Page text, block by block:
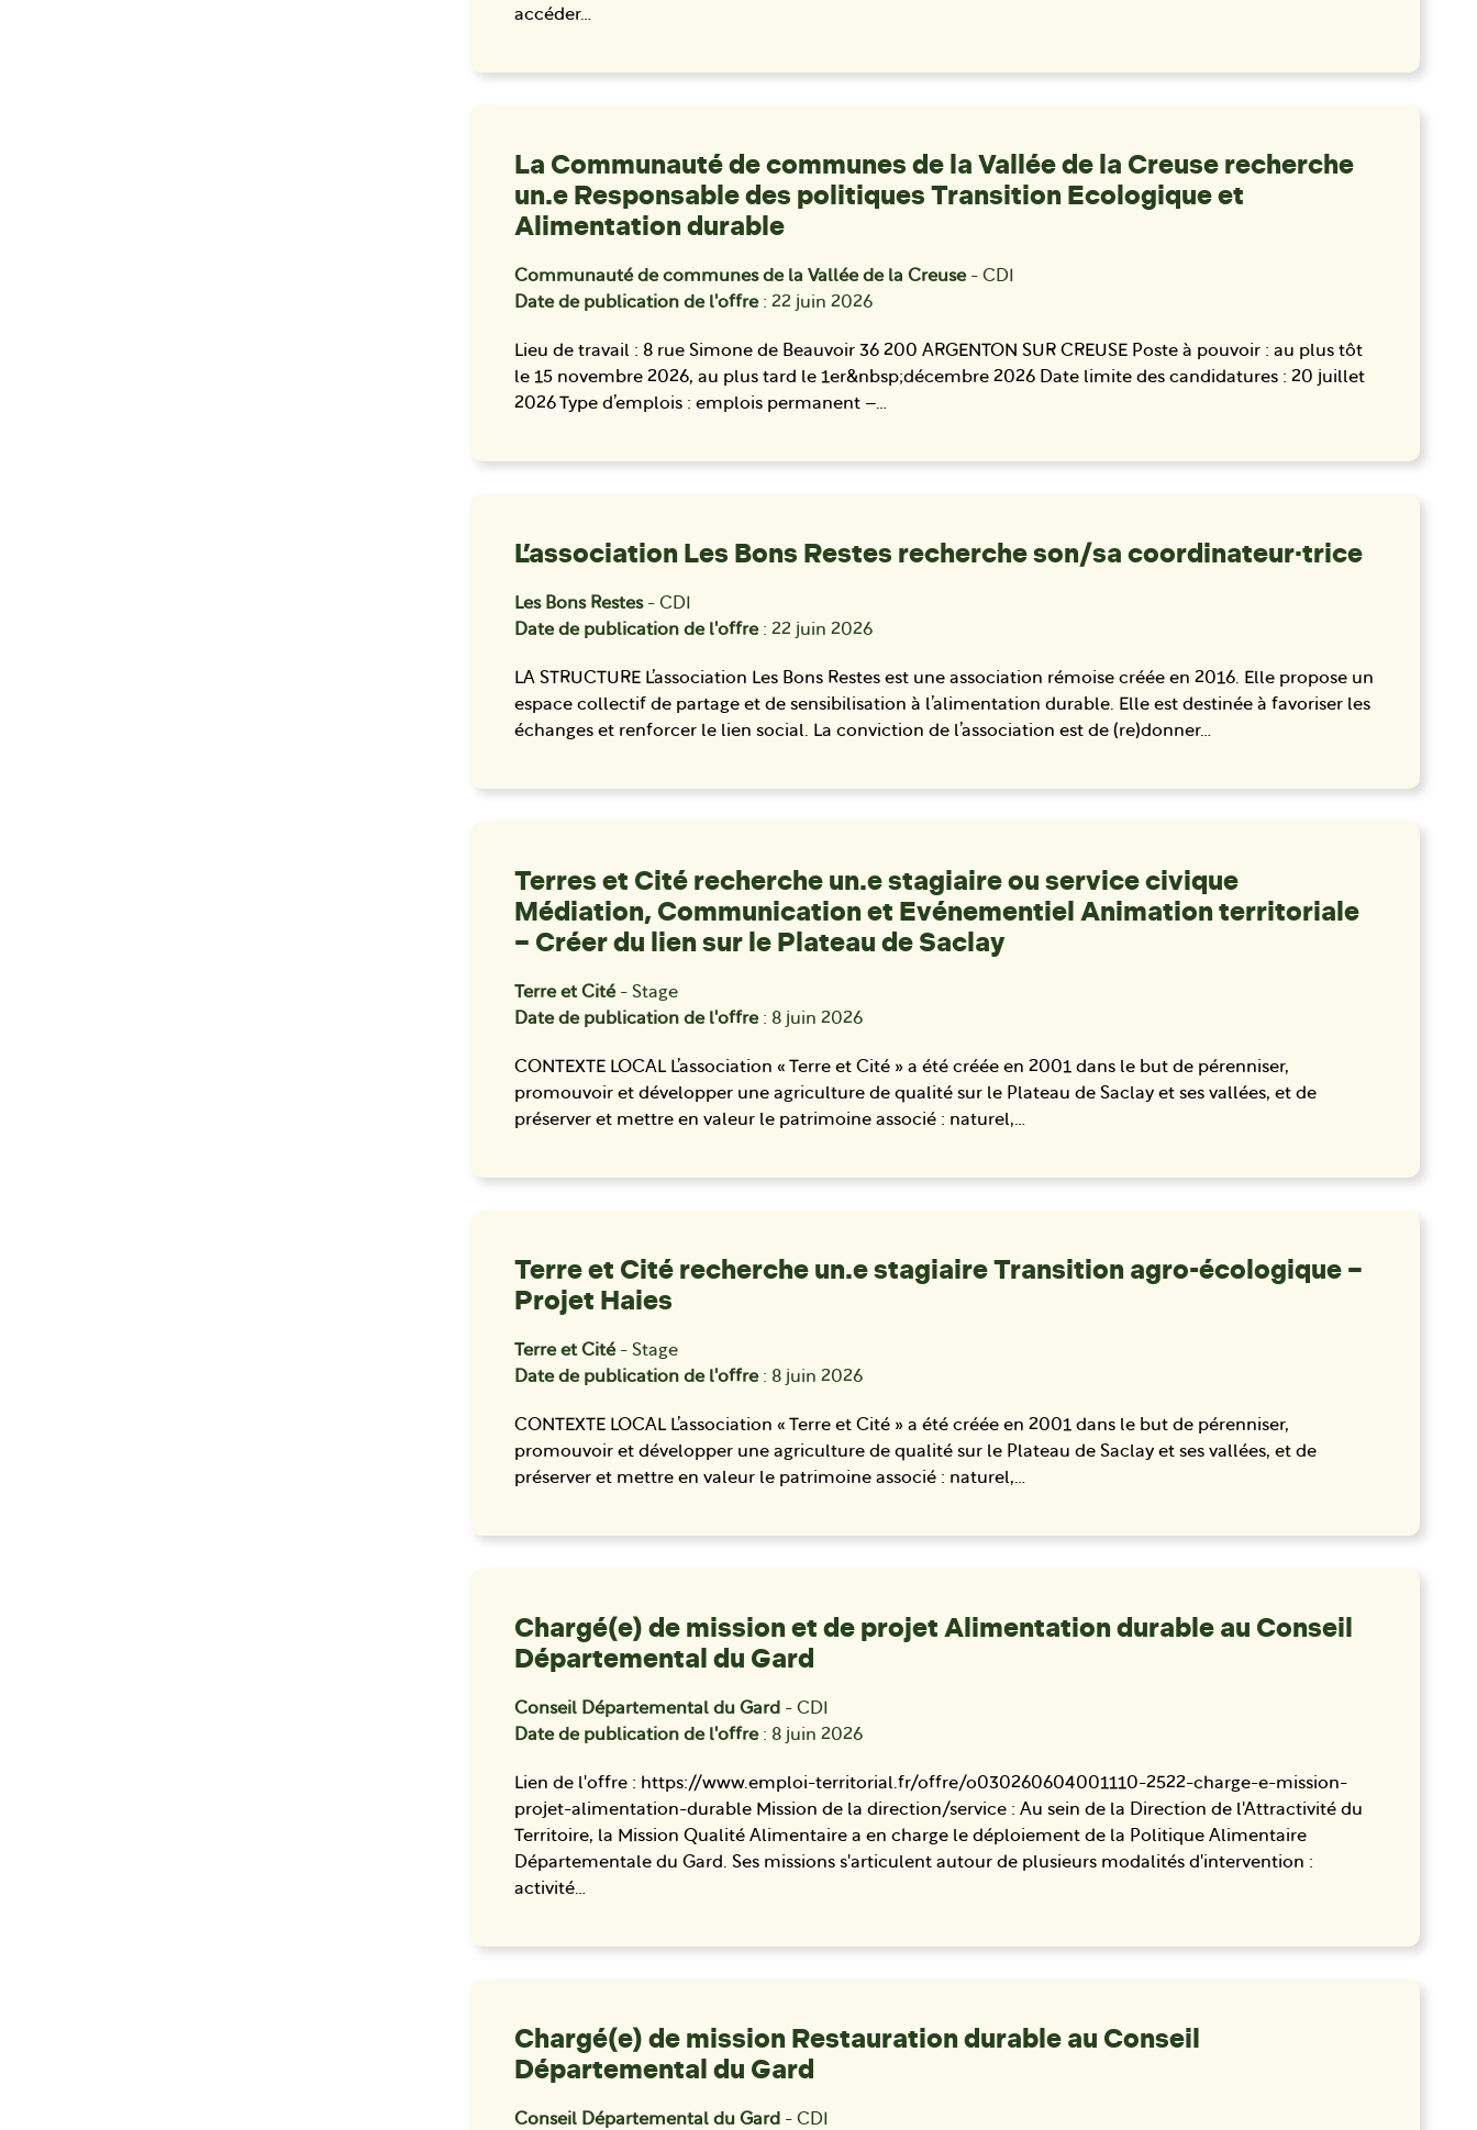
accéder…
La Communauté de communes de la Vallée de la Creuse recherche
un.e Responsable des politiques Transition Ecologique et
Alimentation durable
Communauté de communes de la Vallée de la Creuse - CDI
Date de publication de l'offre: 22 juin 2026
Lieu de travail : 8 rue Simone de Beauvoir 36 200 ARGENTON SUR CREUSE Poste à pouvoir : au plus tôt
le 15 novembre 2026, au plus tard le 1er&nbsp;décembre 2026 Date limite des candidatures : 20 juillet
2026 Type d’emplois : emplois permanent –…
L’association Les Bons Restes recherche son/sa coordinateur·trice
Les Bons Restes - CDI
Date de publication de l'offre: 22 juin 2026
LA STRUCTURE L’association Les Bons Restes est une association rémoise créée en 2016. Elle propose un
espace collectif de partage et de sensibilisation à l’alimentation durable. Elle est destinée à favoriser les
échanges et renforcer le lien social. La conviction de l’association est de (re)donner…
Terres et Cité recherche un.e stagiaire ou service civique
Médiation, Communication et Evénementiel Animation territoriale
– Créer du lien sur le Plateau de Saclay
Terre et Cité - Stage
Date de publication de l'offre: 8 juin 2026
CONTEXTE LOCAL L’association « Terre et Cité » a été créée en 2001 dans le but de pérenniser,
promouvoir et développer une agriculture de qualité sur le Plateau de Saclay et ses vallées, et de
préserver et mettre en valeur le patrimoine associé : naturel,…
Terre et Cité recherche un.e stagiaire Transition agro-écologique –
Projet Haies
Terre et Cité - Stage
Date de publication de l'offre: 8 juin 2026
CONTEXTE LOCAL L’association « Terre et Cité » a été créée en 2001 dans le but de pérenniser,
promouvoir et développer une agriculture de qualité sur le Plateau de Saclay et ses vallées, et de
préserver et mettre en valeur le patrimoine associé : naturel,…
Chargé(e) de mission et de projet Alimentation durable au Conseil
Départemental du Gard
Conseil Départemental du Gard - CDI
Date de publication de l'offre: 8 juin 2026
Lien de l'offre : https://www.emploi-territorial.fr/offre/o030260604001110-2522-charge-e-mission-
projet-alimentation-durable Mission de la direction/service : Au sein de la Direction de l'Attractivité du
Territoire, la Mission Qualité Alimentaire a en charge le déploiement de la Politique Alimentaire
Départementale du Gard. Ses missions s'articulent autour de plusieurs modalités d'intervention :
activité…
Chargé(e) de mission Restauration durable au Conseil
Départemental du Gard
Conseil Départemental du Gard - CDI